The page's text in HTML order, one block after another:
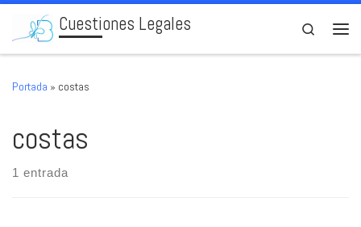
Skip to content
Cuestiones Legales
Search
Portada » costas
costas
1 entrada